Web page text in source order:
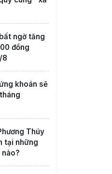
ngờ tăng
đồng
8
khoán sẽ
Thúy
tại những